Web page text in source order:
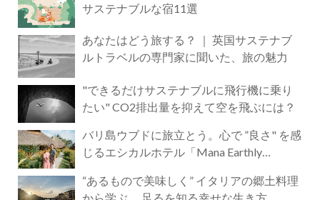
サステナブルな宿11選
あなたはどう旅する？ ｜ 英国サステナブ
ルトラベルの専門家に聞いた、旅の魅力
"できるだけサステナブルに飛行機に乗り
たい" CO2排出量を抑えて空を飛ぶには？
バリ島ウブドに旅立とう。心で ”良さ" を感
じるエシカルホテル「Mana Earthly
“あるもので美味しく” イタリアの郷土料理
から学ぶ 、足るを知る幸せな生き方